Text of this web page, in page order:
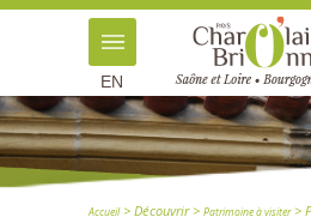
EN
Accueil> Découvrir> Patrimoine à visiter>